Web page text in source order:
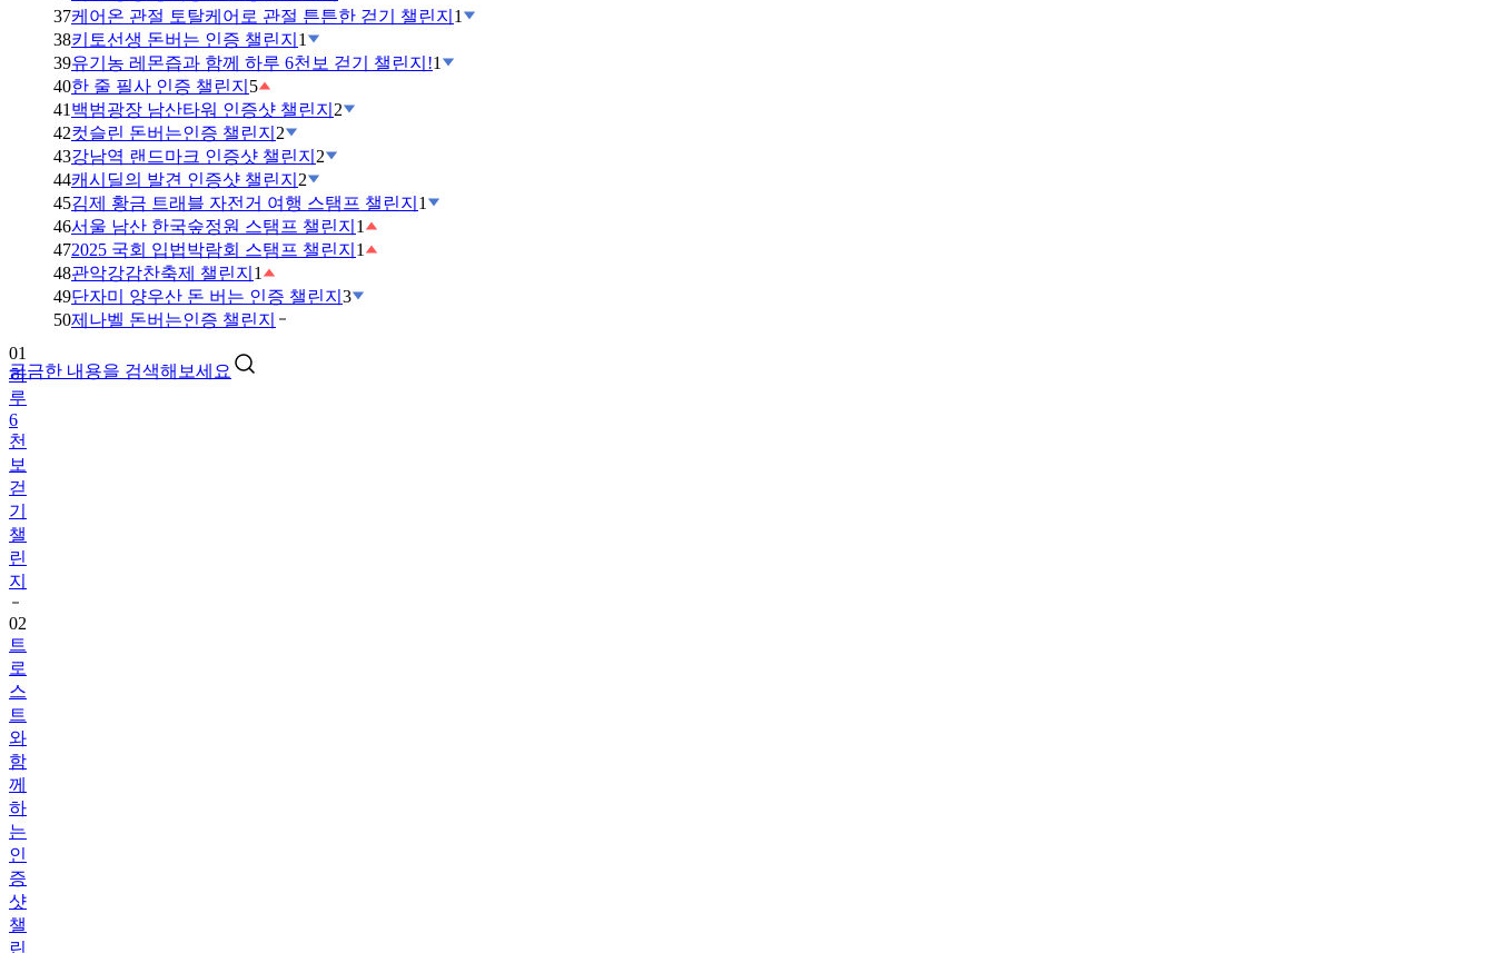
37케어온 관절 토탈케어로 관절 튼튼한 걷기 챌린지 1
38키토선생 돈버는 인증 챌린지 1
39유기농 레몬즙과 함께 하루 6천보 걷기 챌린지!1
40한 줄 필사 인증 챌린지 5
41 백범광장 남산타워 인증샷 챌린지 2
42컷슬린 돈버는인증 챌린지 2
43강남역 랜드마크 인증샷 챌린지 2
44캐시딜의 발견 인증샷 챌린지 2
45김제 황금 트래블 자전거 여행 스탬프 챌린지 1
46서울 남산 한국숲정원 스탬프 챌린지 1
472025 국회 입법박람회 스탬프 챌린지 1
48관악강감찬축제 챌린지 1
49단자미 양우산 돈 버는 인증 챌린지 3
50제나벨 돈버는인증 챌린지
궁금한 내용을 검색해보세요
루
6
천
보
걷
기
챌
린
지
02
트
로
스
트
와
함
께
하
는
인
증
샷
챌
린
지